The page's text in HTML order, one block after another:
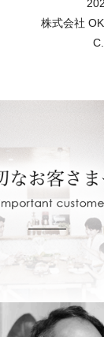
株式会社